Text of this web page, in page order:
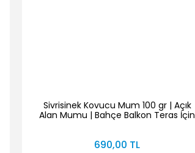
Sivrisinek Kovucu Mum 100 gr | Açık
Alan Mumu | Bahçe Balkon Teras İçin
690,00 TL